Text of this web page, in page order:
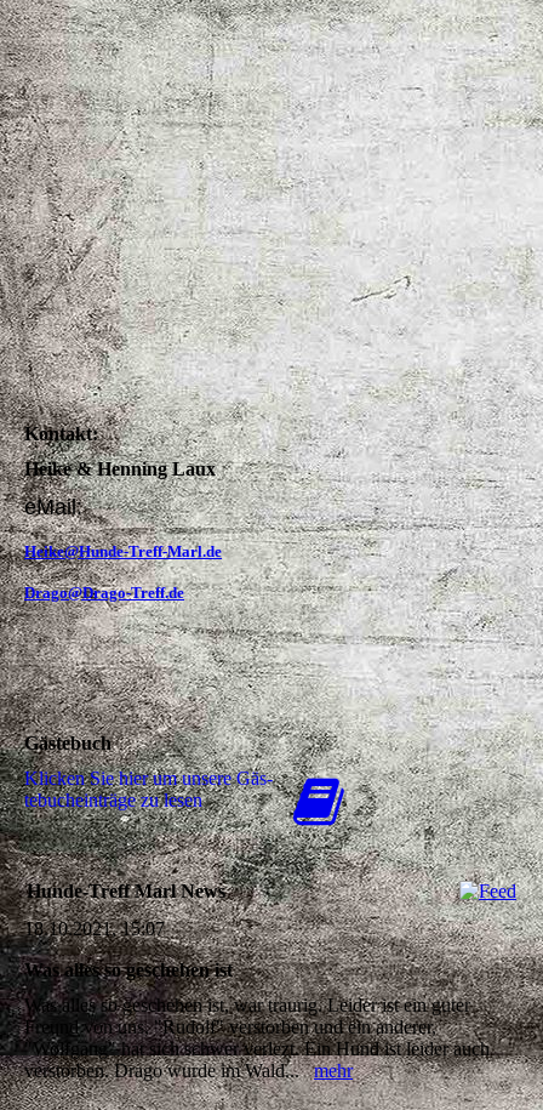
Kontakt:
Heike & Henning Laux
eMail:
Heike@Hunde-Treff-Marl.de
Drago@Drago-Treff.de
Gästebuch
Klicken Sie hier um unsere Gäs­
te­buch­ein­trä­ge zu lesen
Hunde-Treff Marl News
18.10.2021, 15:07
Was alles so geschehen ist
Was alles so geschehen ist, war traurig. Leider ist ein guter
Freund von uns, "Rudolf" verstorben und ein anderer,
"Wolfgang" hat sich schwer verlezt. Ein Hund ist leider auch
verstorben. Drago wurde im Wald...mehr